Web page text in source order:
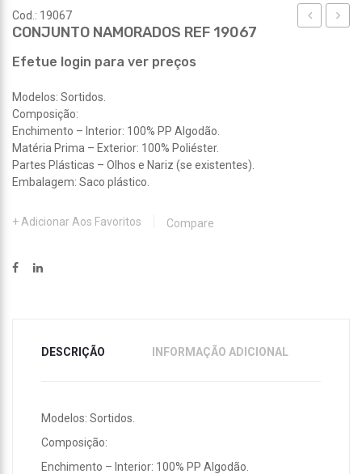
Cod.: 19067
CONJUNTO NAMORADOS REF 19067
Efetue login para ver preços
Modelos: Sortidos.
Composição:
Enchimento – Interior: 100% PP Algodão.
Matéria Prima – Exterior: 100% Poliéster.
Partes Plásticas – Olhos e Nariz (se existentes).
Embalagem: Saco plástico.
Adicionar Aos Favoritos Compare
DESCRIÇÃO INFORMAÇÃO ADICIONAL
Modelos: Sortidos.
Composição:
Enchimento – Interior: 100% PP Algodão.